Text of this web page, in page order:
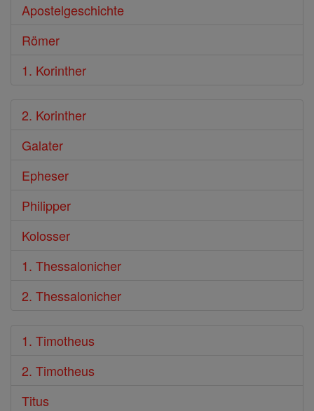
Apostelgeschichte
Römer
1. Korinther
2. Korinther
Galater
Epheser
Philipper
Kolosser
1. Thessalonicher
2. Thessalonicher
1. Timotheus
2. Timotheus
Titus